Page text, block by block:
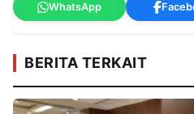
WhatsApp
BERITA TERKAIT